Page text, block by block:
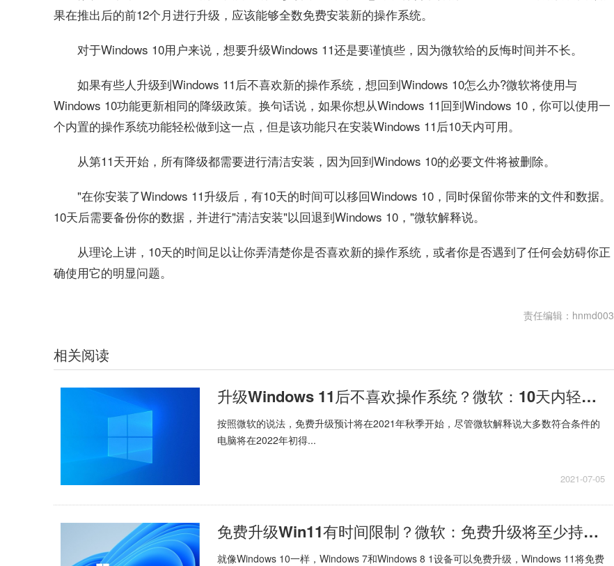
果在推出后的前12个月进行升级，应该能够全数免费安装新的操作系统。
对于Windows 10用户来说，想要升级Windows 11还是要谨慎些，因为微软给的反悔时间并不长。
如果有些人升级到Windows 11后不喜欢新的操作系统，想回到Windows 10怎么办?微软将使用与
Windows 10功能更新相同的降级政策。换句话说，如果你想从Windows 11回到Windows 10，你可以使用一
个内置的操作系统功能轻松做到这一点，但是该功能只在安装Windows 11后10天内可用。
从第11天开始，所有降级都需要进行清洁安装，因为回到Windows 10的必要文件将被删除。
"在你安装了Windows 11升级后，有10天的时间可以移回Windows 10，同时保留你带来的文件和数据。
10天后需要备份你的数据，并进行"清洁安装"以回退到Windows 10，"微软解释说。
从理论上讲，10天的时间足以让你弄清楚你是否喜欢新的操作系统，或者你是否遇到了任何会妨碍你正
确使用它的明显问题。
责任编辑：hnmd003
相关阅读
升级Windows 11后不喜欢操作系统？微软：10天内轻松降级至Win10
按照微软的说法，免费升级预计将在2021年秋季开始，尽管微软解释说大多数符合条件的
电脑将在2022年初得...
2021-07-05
免费升级Win11有时间限制？微软：免费升级将至少持续一年
就像Windows 10一样，Windows 7和Windows 8 1设备可以免费升级，Windows 11将免费